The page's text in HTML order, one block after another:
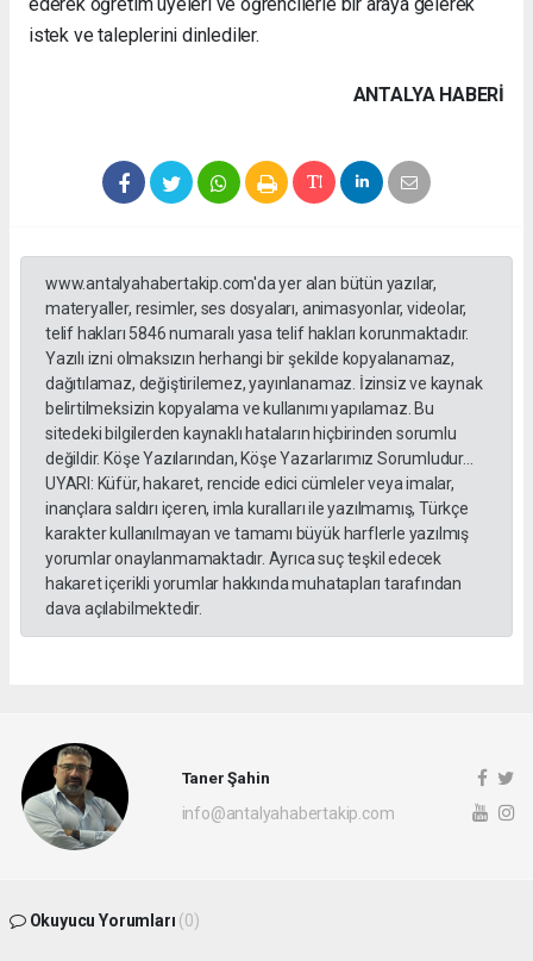
istek ve taleplerini dinlediler.
ANTALYA HABERİ
www.antalyahabertakip.com'da yer alan bütün yazılar,
materyaller, resimler, ses dosyaları, animasyonlar, videolar,
telif hakları 5846 numaralı yasa telif hakları korunmaktadır.
Yazılı izni olmaksızın herhangi bir şekilde kopyalanamaz,
dağıtılamaz, değiştirilemez, yayınlanamaz. İzinsiz ve kaynak
belirtilmeksizin kopyalama ve kullanımı yapılamaz. Bu
sitedeki bilgilerden kaynaklı hataların hiçbirinden sorumlu
değildir. Köşe Yazılarından, Köşe Yazarlarımız Sorumludur...
UYARI: Küfür, hakaret, rencide edici cümleler veya imalar,
inançlara saldırı içeren, imla kuralları ile yazılmamış, Türkçe
karakter kullanılmayan ve tamamı büyük harflerle yazılmış
yorumlar onaylanmamaktadır. Ayrıca suç teşkil edecek
hakaret içerikli yorumlar hakkında muhatapları tarafından
dava açılabilmektedir.
Taner Şahin
info@antalyahabertakip.com
Okuyucu Yorumları (0)